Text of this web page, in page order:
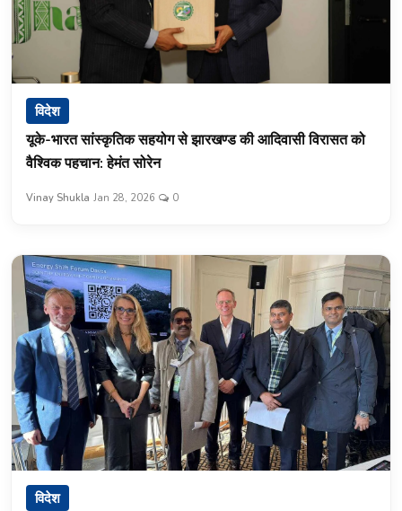
विदेश
यूके-भारत सांस्कृतिक सहयोग से झारखण्ड की आदिवासी विरासत को
वैश्विक पहचान: हेमंत सोरेन
Vinay Shukla Jan 28, 2026 0
विदेश